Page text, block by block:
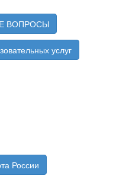
ВОПРОСЫ
услуг
России